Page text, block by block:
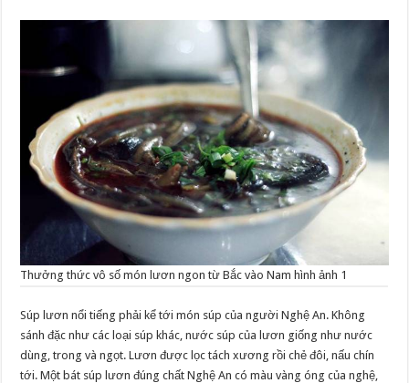
Thưởng thức vô số món lươn ngon từ Bắc vào Nam hình ảnh 1
Súp lươn nổi tiếng phải kể tới món súp của người Nghệ An. Không
sánh đặc như các loại súp khác, nước súp của lươn giống như nước
dùng, trong và ngọt. Lươn được lọc tách xương rồi chẻ đôi, nấu chín
tới. Một bát súp lươn đúng chất Nghệ An có màu vàng óng của nghệ,